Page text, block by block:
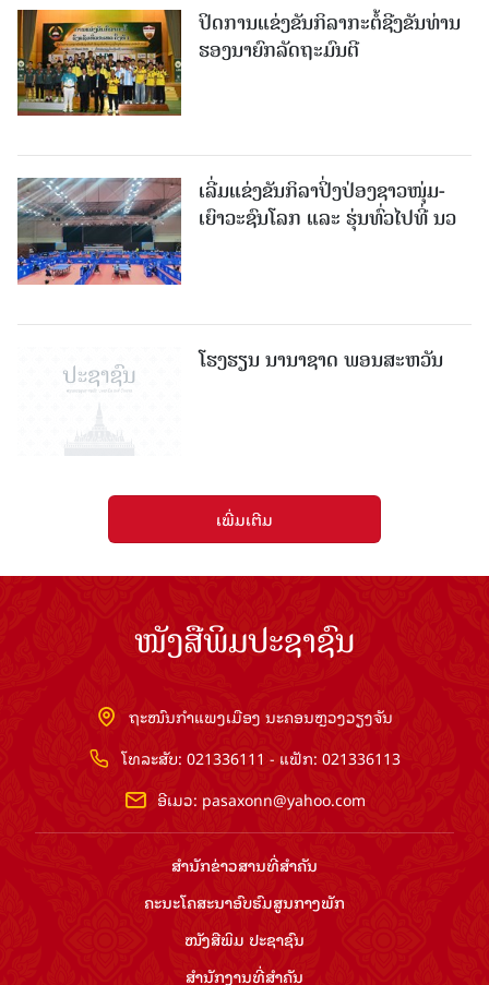
ປິດການແຂ່ງຂັນກິລາກະຕໍ້ຊີງຂັນທ່ານ
ຮອງນາຍົກລັດຖະມົນຕີ
ເລີ່ມແຂ່ງຂັນກິລາປິ່ງປ່ອງຊາວໜຸ່ມ-
ເຍົາວະຊົນໂລກ ແລະ ຮຸ່ນທົ່ວໄປທີ່ ນວ
ໂຮງຮຽນ ນານາຊາດ ພອນສະຫວັນ
ເພີ່ມເຕີມ
ໜັງສືພິມປະຊາຊົນ
ຖະໜົນກຳແພງເມືອງ ນະຄອນຫຼວງວຽງຈັນ
ໂທລະສັບ: 021336111 - ແຟັກ: 021336113
ອີເມວ: pasaxonn@yahoo.com
ສຳ​ນັກ​ຂ່າວ​ສານ​ທີ່​ສຳ​ຄັນ​
ຄະນະໂຄສະນາອົບຮົມ​ສູນ​ກາງ​ພັກ
ໜັງສືພິມ ປະ​ຊາ​ຊົນ
ສຳ​ນັກ​ງານ​ທີ່​ສຳ​ຄັນ